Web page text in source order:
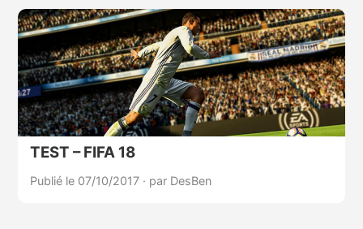
TEST – FIFA 18
Publié le 07/10/2017 · par DesBen